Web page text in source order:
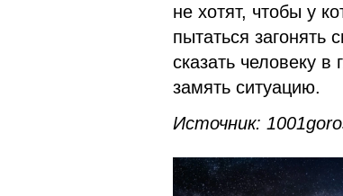
не хотят, чтобы у
пытаться загонять
сказать человеку
замять ситуацию.
Источник: